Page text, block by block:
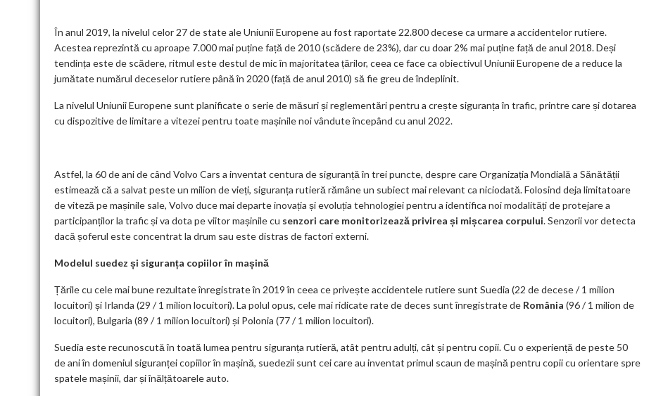
k
p
m
o
o
k
m
ar
În anul 2019, la nivelul celor 27 de state ale Uniunii Europene au fost raportate 22.800 decese ca urmare a accidentelor rutiere.
Acestea reprezintă cu aproape 7.000 mai puține față de 2010 (scădere de 23%), dar cu doar 2% mai puține față de anul 2018. Deși
tendința este de scădere, ritmul este destul de mic în majoritatea țărilor, ceea ce face ca obiectivul Uniunii Europene de a reduce la
jumătate numărul deceselor rutiere până în 2020 (față de anul 2010) să fie greu de îndeplinit.
La nivelul Uniunii Europene sunt planificate o serie de măsuri și reglementări pentru a crește siguranța în trafic, printre care și dotarea
cu dispozitive de limitare a vitezei pentru toate mașinile noi vândute începând cu anul 2022.
Astfel, la 60 de ani de când Volvo Cars a inventat centura de siguranță în trei puncte, despre care Organizația Mondială a Sănătății
estimează că a salvat peste un milion de vieți, siguranța rutieră rămâne un subiect mai relevant ca niciodată. Folosind deja limitatoare
de viteză pe mașinile sale, Volvo duce mai departe inovația și evoluția tehnologiei pentru a identifica noi modalități de protejare a
participanților la trafic și va dota pe viitor mașinile cu senzori care monitorizează privirea și mișcarea corpului. Senzorii vor detecta
dacă șoferul este concentrat la drum sau este distras de factori externi.
Modelul suedez și siguranța copiilor în mașină
Țările cu cele mai bune rezultate înregistrate în 2019 în ceea ce privește accidentele rutiere sunt Suedia (22 de decese / 1 milion
locuitori) și Irlanda (29 / 1 milion locuitori). La polul opus, cele mai ridicate rate de deces sunt înregistrate de România (96 / 1 milion de
locuitori), Bulgaria (89 / 1 milion locuitori) și Polonia (77 / 1 milion locuitori).
Suedia este recunoscută în toată lumea pentru siguranța rutieră, atât pentru adulți, cât și pentru copii. Cu o experiență de peste 50
de ani în domeniul siguranței copiilor în mașină, suedezii sunt cei care au inventat primul scaun de mașină pentru copii cu orientare spre
spatele mașinii, dar și înălțătoarele auto.